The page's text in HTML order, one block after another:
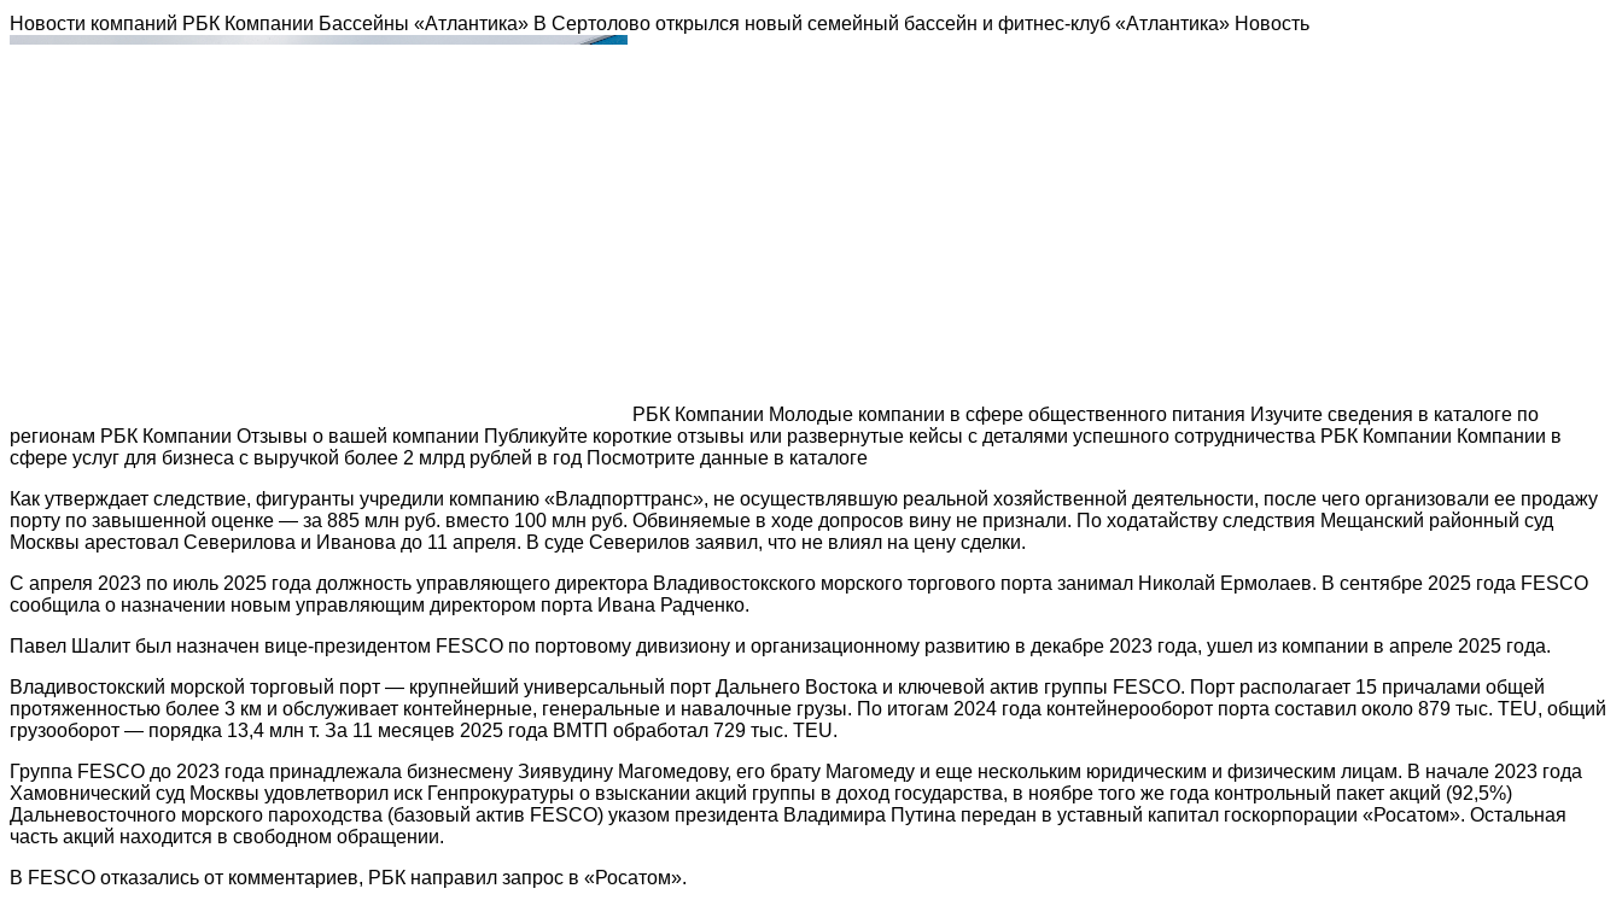
Новости компаний РБК Компании Бассейны «Атлантика» В Сертолово открылся новый семейный бассейн и фитнес-клуб «Атлантика» Новость
РБК Компании Молодые компании в сфере общественного питания Изучите сведения в каталоге по
регионам РБК Компании Отзывы о вашей компании Публикуйте короткие отзывы или развернутые кейсы с деталями успешного сотрудничества РБК Компании Компании в
сфере услуг для бизнеса с выручкой более 2 млрд рублей в год Посмотрите данные в каталоге
Как утверждает следствие, фигуранты учредили компанию «Владпорттранс», не осуществлявшую реальной хозяйственной деятельности, после чего организовали ее продажу
порту по завышенной оценке — за 885 млн руб. вместо 100 млн руб. Обвиняемые в ходе допросов вину не признали. По ходатайству следствия Мещанский районный суд
Москвы арестовал Северилова и Иванова до 11 апреля. В суде Северилов заявил, что не влиял на цену сделки.
С апреля 2023 по июль 2025 года должность управляющего директора Владивостокского морского торгового порта занимал Николай Ермолаев. В сентябре 2025 года FESCO
сообщила о назначении новым управляющим директором порта Ивана Радченко.
Павел Шалит был назначен вице-президентом FESCO по портовому дивизиону и организационному развитию в декабре 2023 года, ушел из компании в апреле 2025 года.
Владивостокский морской торговый порт — крупнейший универсальный порт Дальнего Востока и ключевой актив группы FESCO. Порт располагает 15 причалами общей
протяженностью более 3 км и обслуживает контейнерные, генеральные и навалочные грузы. По итогам 2024 года контейнерооборот порта составил около 879 тыс. TEU, общий
грузооборот — порядка 13,4 млн т. За 11 месяцев 2025 года ВМТП обработал 729 тыс. TEU.
Группа FESCO до 2023 года принадлежала бизнесмену Зиявудину Магомедову, его брату Магомеду и еще нескольким юридическим и физическим лицам. В начале 2023 года
Хамовнический суд Москвы удовлетворил иск Генпрокуратуры о взыскании акций группы в доход государства, в ноябре того же года контрольный пакет акций (92,5%)
Дальневосточного морского пароходства (базовый актив FESCO) указом президента Владимира Путина передан в уставный капитал госкорпорации «Росатом». Остальная
часть акций находится в свободном обращении.
В FESCO отказались от комментариев, РБК направил запрос в «Росатом».